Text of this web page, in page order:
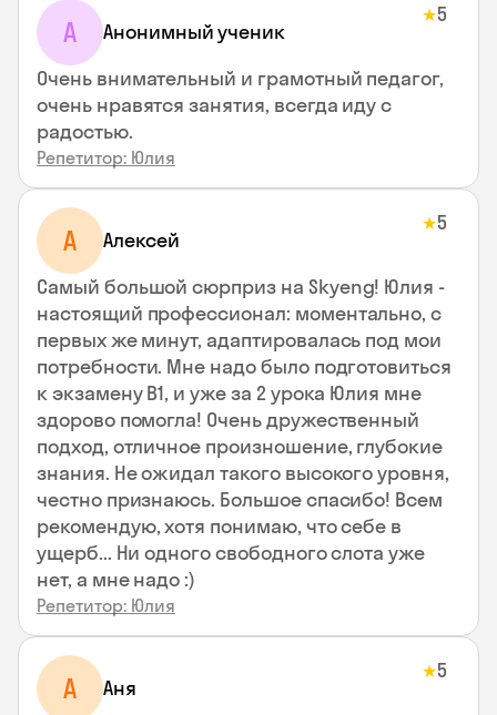
А Анонимный ученик
★5
Очень внимательный и грамотный педагог,
очень нравятся занятия, всегда иду с
радостью.
Репетитор: Юлия
А Алексей
★5
Самый большой сюрприз на Skyeng! Юлия -
настоящий профессионал: моментально, с
первых же минут, адаптировалась под мои
потребности. Мне надо было подготовиться
к экзамену В1, и уже за 2 урока Юлия мне
здорово помогла! Очень дружественный
подход, отличное произношение, глубокие
знания. Не ожидал такого высокого уровня,
честно признаюсь. Большое спасибо! Всем
рекомендую, хотя понимаю, что себе в
ущерб... Ни одного свободного слота уже
нет, а мне надо :)
Репетитор: Юлия
А Аня
★5